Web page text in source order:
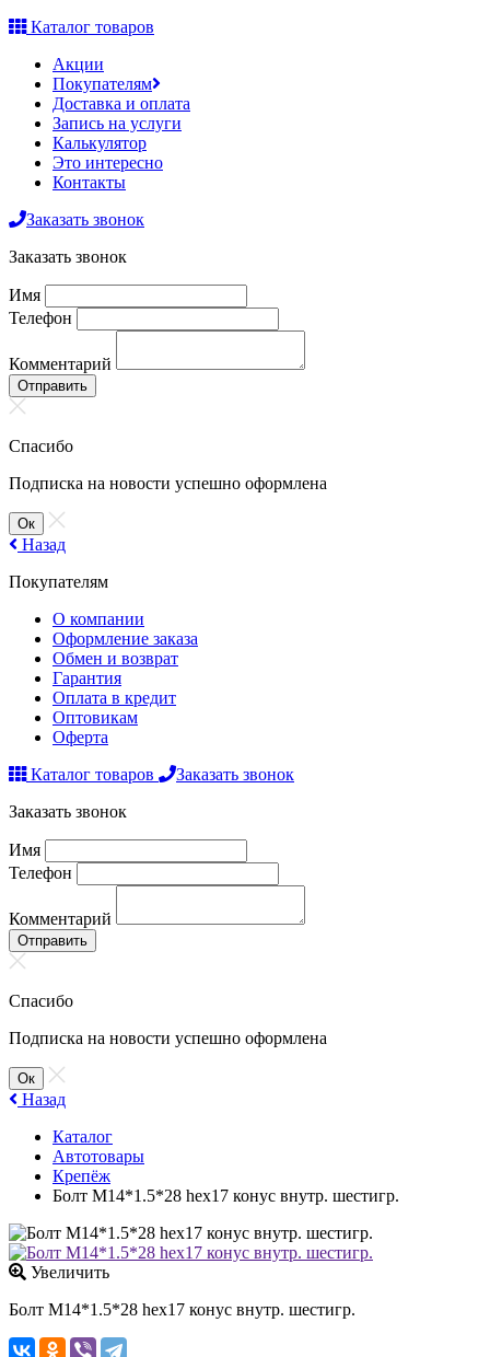
Каталог товаров
Акции
Покупателям
Доставка и оплата
Запись на услуги
Калькулятор
Это интересно
Контакты
Заказать звонок
Заказать звонок
Имя
Телефон
Комментарий
Отправить
Спасибо
Подписка на новости успешно оформлена
Ок
Назад
Покупателям
О компании
Оформление заказа
Обмен и возврат
Гарантия
Оплата в кредит
Оптовикам
Оферта
Каталог товаров
Заказать звонок
Заказать звонок
Имя
Телефон
Комментарий
Отправить
Спасибо
Подписка на новости успешно оформлена
Ок
Назад
Каталог
Автотовары
Крепёж
Болт М14*1.5*28 hex17 конус внутр. шестигр.
Увеличить
Болт М14*1.5*28 hex17 конус внутр. шестигр.